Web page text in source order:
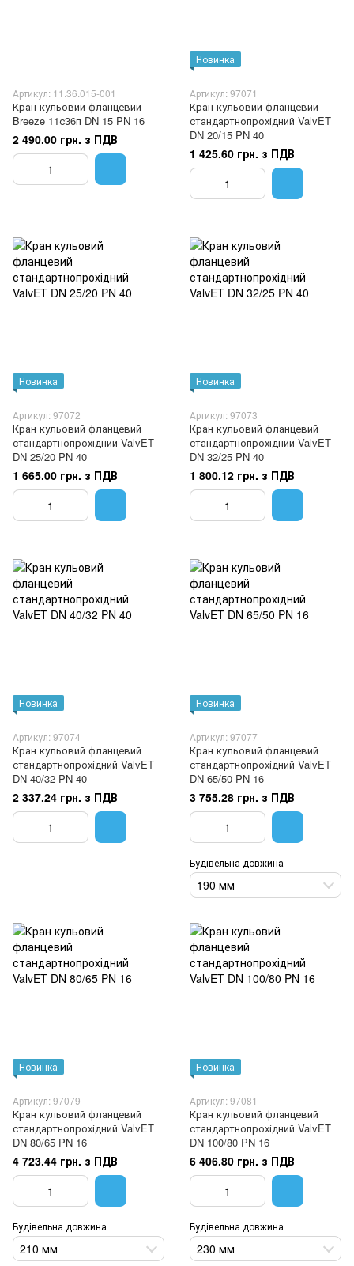
Артикул: 11.36.015-001
Кран кульовий фланцевий
Breeze 11с36п DN 15 PN 16
2 490.00 грн. з ПДВ
Новинка
Артикул: 97071
Кран кульовий фланцевий
стандартнопрохідний ValvET
DN 20/15 PN 40
1 425.60 грн. з ПДВ
Новинка
Артикул: 97072
Кран кульовий фланцевий
стандартнопрохідний ValvET
DN 25/20 PN 40
1 665.00 грн. з ПДВ
Новинка
Артикул: 97073
Кран кульовий фланцевий
стандартнопрохідний ValvET
DN 32/25 PN 40
1 800.12 грн. з ПДВ
Новинка
Артикул: 97074
Кран кульовий фланцевий
стандартнопрохідний ValvET
DN 40/32 PN 40
2 337.24 грн. з ПДВ
Новинка
Артикул: 97077
Кран кульовий фланцевий
стандартнопрохідний ValvET
DN 65/50 PN 16
3 755.28 грн. з ПДВ
Будівельна довжина
190 мм
Новинка
Артикул: 97079
Кран кульовий фланцевий
стандартнопрохідний ValvET
DN 80/65 PN 16
4 723.44 грн. з ПДВ
Будівельна довжина
210 мм
Новинка
Артикул: 97081
Кран кульовий фланцевий
стандартнопрохідний ValvET
DN 100/80 PN 16
6 406.80 грн. з ПДВ
Будівельна довжина
230 мм